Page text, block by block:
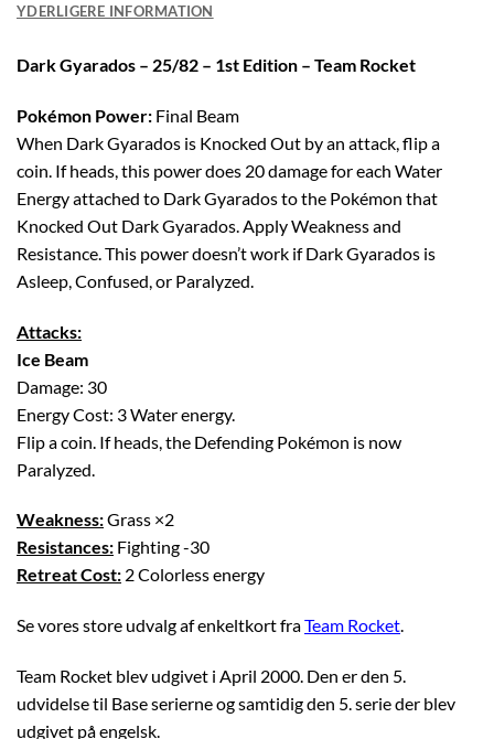
YDERLIGERE INFORMATION
Dark Gyarados – 25/82 – 1st Edition – Team Rocket
Pokémon Power: Final Beam
When Dark Gyarados is Knocked Out by an attack, flip a
coin. If heads, this power does 20 damage for each Water
Energy attached to Dark Gyarados to the Pokémon that
Knocked Out Dark Gyarados. Apply Weakness and
Resistance. This power doesn’t work if Dark Gyarados is
Asleep, Confused, or Paralyzed.
Attacks:
Ice Beam
Damage: 30
Energy Cost: 3 Water energy.
Flip a coin. If heads, the Defending Pokémon is now
Paralyzed.
Weakness:Grass ×2
Resistances: Fighting -30
Retreat Cost: 2 Colorless energy
Se vores store udvalg af enkeltkort fraTeam Rocket.
Team Rocket blev udgivet i April 2000. Den er den 5.
udvidelse til Base serierne og samtidig den 5. serie der blev
udgivet på engelsk.